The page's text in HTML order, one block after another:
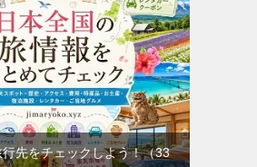
先をチェックしよう！（33